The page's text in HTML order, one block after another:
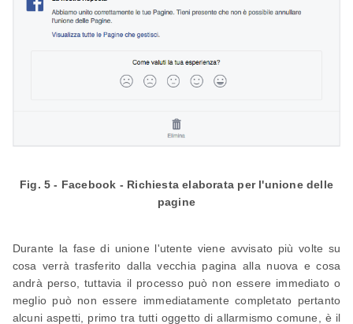
Fig. 5 - Facebook - Richiesta elaborata per l'unione delle
pagine
Durante la fase di unione l'utente viene avvisato più volte su
cosa verrà trasferito dalla vecchia pagina alla nuova e cosa
andrà perso, tuttavia il processo può non essere immediato o
meglio può non essere immediatamente completato pertanto
alcuni aspetti, primo tra tutti oggetto di allarmismo comune, è il